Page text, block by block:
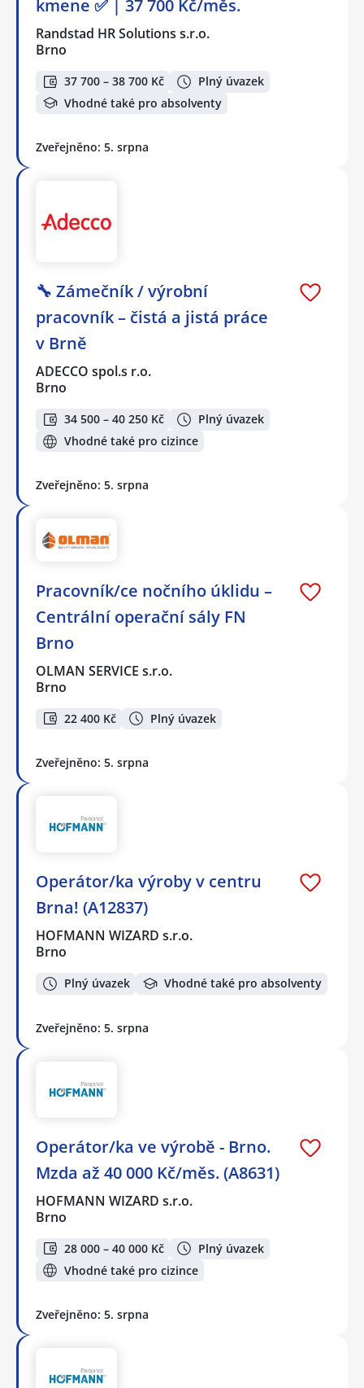
kmene ✅ | 37 700 Kč/měs.
Randstad HR Solutions s.r.o.
Brno
37 700 – 38 700 Kč
Plný úvazek
Vhodné také pro absolventy
Zveřejněno: 5. srpna
🔧 Zámečník / výrobní
pracovník – čistá a jistá práce
v Brně
ADECCO spol.s r.o.
Brno
34 500 – 40 250 Kč
Plný úvazek
Vhodné také pro cizince
Zveřejněno: 5. srpna
Pracovník/ce nočního úklidu –
Centrální operační sály FN
Brno
OLMAN SERVICE s.r.o.
Brno
22 400 Kč Plný úvazek
Zveřejněno: 5. srpna
Operátor/ka výroby v centru
Brna! (A12837)
HOFMANN WIZARD s.r.o.
Brno
Plný úvazek Vhodné také pro absolventy
Zveřejněno: 5. srpna
Operátor/ka ve výrobě - Brno.
Mzda až 40 000 Kč/měs. (A8631)
HOFMANN WIZARD s.r.o.
Brno
28 000 – 40 000 Kč
Plný úvazek
Vhodné také pro cizince
Zveřejněno: 5. srpna